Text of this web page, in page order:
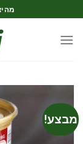
to
content
מבצע!